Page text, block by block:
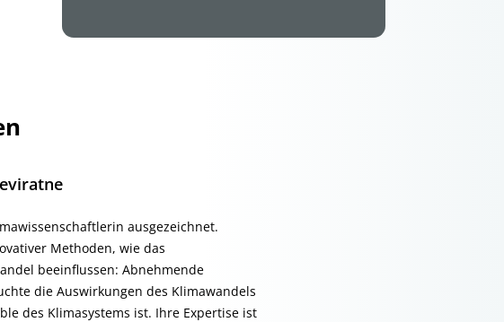
ausgezeichnet.
Methoden, wie das
beeinflussen: Abnehmende
die Auswirkungen des Klimawandels
des Klimasystems ist. Ihre Expertise ist